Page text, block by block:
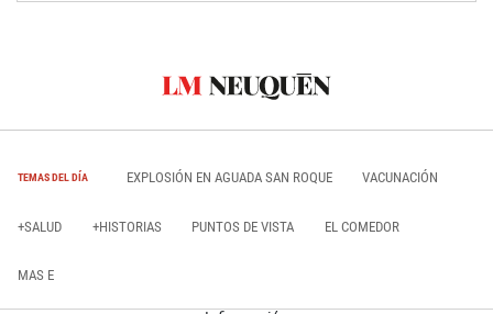
TEMAS DEL DÍA EXPLOSIÓN EN AGUADA SAN ROQUE VACUNACIÓN
+SALUD +HISTORIAS PUNTOS DE VISTA EL COMEDOR
MAS E